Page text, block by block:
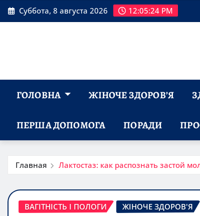
Перейти
к
Суббота, 8 августа 2026 12:05:25 PM
ГОЛОВНА ЖІНОЧЕ ЗДОРОВ’Я
ПЕРША ДОПОМОГА ПОРАДИ
Главная Лактостаз: как распознать застой
ВАГІТНІСТЬ І ПОЛОГИ ЖІНОЧЕ ЗДОРОВ'Я